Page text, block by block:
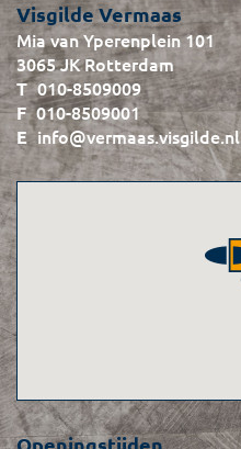
Visgilde Vermaas
Mia van Yperenplein 101
3065 JK Rotterdam
010-8509009
010-8509001
info@vermaas.visgilde.nl